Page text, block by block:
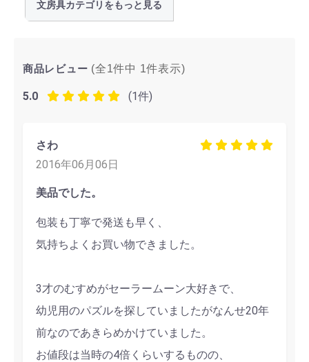
文房具カテゴリをもっと見る
商品レビュー (全1件中 1件表示)
5.0 (1件)
さわ
2016年06月06日
美品でした。
包装も丁寧で発送も早く、
気持ちよくお買い物できました。
3才のむすめがセーラームーン大好きで、
幼児用のパズルを探していましたがなんせ20年
前なのであきらめかけていました。
お値段は当時の4倍くらいするものの、